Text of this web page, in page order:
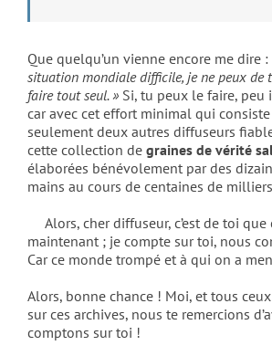
Que quelqu’un vienne encore me dire :
situation mondiale dif­ficile, je ne peux de
faire tout seul. » Si, tu peux le faire, peu
car avec cet effort minimal qui
seu­lement deux autres diffuseurs
cette collection de graines de vérité
élaborées bénévolement par des
mains au cours de centaines de milliers
Alors, cher diffuseur, c’est de toi que
maintenant ; je compte sur toi, nous
Car ce monde trompé et à qui on a
Alors, bonne chance ! Moi, et tous
sur ces archives, nous te remercions
comptons sur toi !